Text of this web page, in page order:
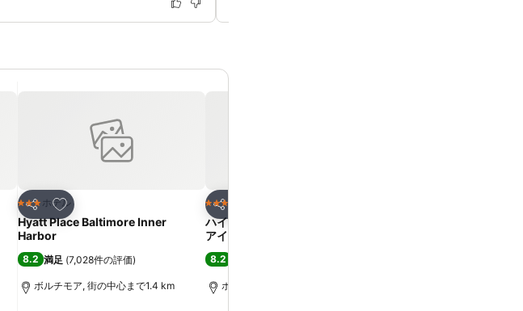
シェア
お気に入りに追加
3 ホテルのランク
ホテル
Hyatt Place Baltimore Inner
Harbor
8.2 満足 (7,028件の評価)
ボルチモア, 街の中心まで1.4 km
シェア
4 ホテルのランク
ハイアット リージェンシー ボルチモ
アインナーハーバー
8.2
ボルチモア, 街の中心まで0.2 km